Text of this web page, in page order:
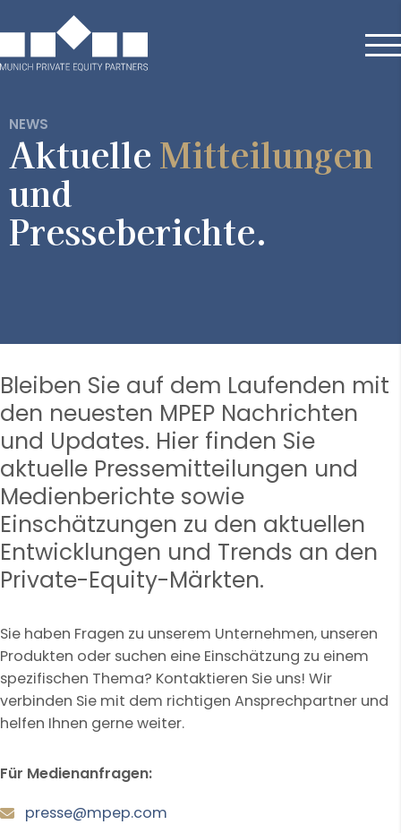
NEWS
Aktuelle Mitteilungen
und
Presseberichte.
Bleiben Sie auf dem Laufenden mit
den neuesten MPEP Nachrichten
und Updates. Hier finden Sie
aktuelle Pressemitteilungen und
Medienberichte sowie
Einschätzungen zu den aktuellen
Entwicklungen und Trends an den
Private-Equity-Märkten.
Sie haben Fragen zu unserem Unternehmen, unseren
Produkten oder suchen eine Einschätzung zu einem
spezifischen Thema? Kontaktieren Sie uns! Wir
verbinden Sie mit dem richtigen Ansprechpartner und
helfen Ihnen gerne weiter.
Für Medienanfragen:
presse@mpep.com